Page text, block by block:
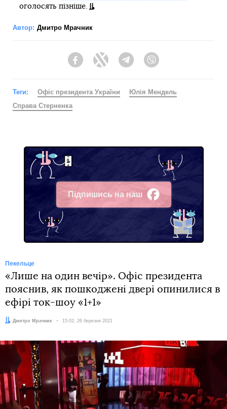
оголосять пізніше.
Автор: Дмитро Мрачник
FacebookTwitter Telegram
Теги: Офіс президента України
Юлія Мендель
Справа Стерненка
Підпишись на наш
Facebook
Пекельце
«Лише на один вечір». Офіс президента
пояснив, як пошкоджені двері опинилися в
ефірі ток-шоу «1+1»
Автор:
Дмитро Мрачник Дата:
15:02, 26 березня 2021